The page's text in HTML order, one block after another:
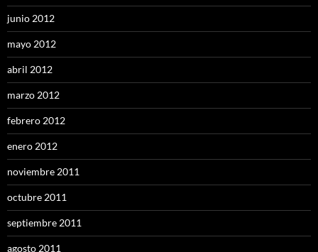
junio 2012
mayo 2012
abril 2012
marzo 2012
febrero 2012
enero 2012
noviembre 2011
octubre 2011
septiembre 2011
agosto 2011